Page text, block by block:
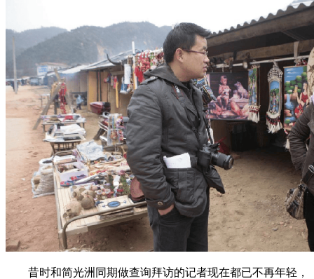
昔时和简光洲同期做查询拜访的记者现在都已不再年轻，